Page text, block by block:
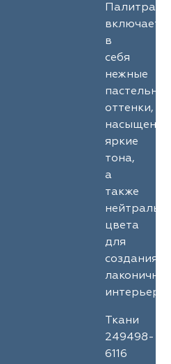
Палитра
включает
в
себя
нежные
оттенки,
яркие
тона,
а
также
цвета
для
создания
Ткани
249498-
6116